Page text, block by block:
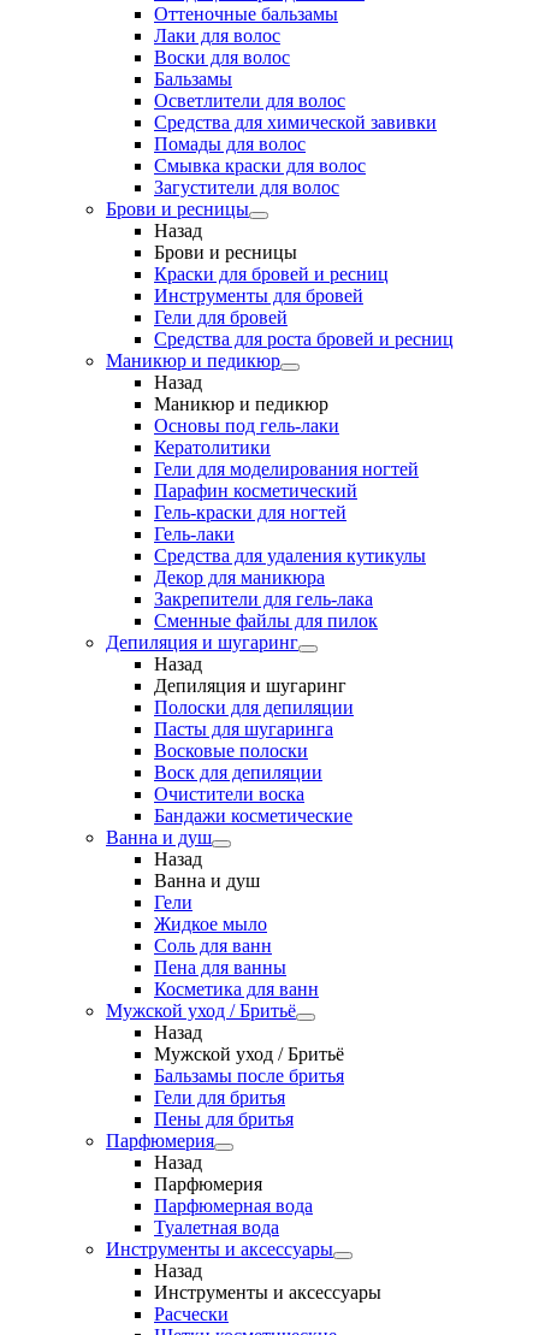
Оттеночные бальзамы
Лаки для волос
Воски для волос
Бальзамы
Осветлители для волос
Средства для химической завивки
Помады для волос
Смывка краски для волос
Загустители для волос
Брови и ресницы
Назад
Брови и ресницы
Краски для бровей и ресниц
Инструменты для бровей
Гели для бровей
Средства для роста бровей и ресниц
Маникюр и педикюр
Назад
Маникюр и педикюр
Основы под гель-лаки
Кератолитики
Гели для моделирования ногтей
Парафин косметический
Гель-краски для ногтей
Гель-лаки
Средства для удаления кутикулы
Декор для маникюра
Закрепители для гель-лака
Сменные файлы для пилок
Депиляция и шугаринг
Назад
Депиляция и шугаринг
Полоски для депиляции
Пасты для шугаринга
Восковые полоски
Воск для депиляции
Очистители воска
Бандажи косметические
Ванна и душ
Назад
Ванна и душ
Гели
Жидкое мыло
Соль для ванн
Пена для ванны
Косметика для ванн
Мужской уход / Бритьё
Назад
Мужской уход / Бритьё
Бальзамы после бритья
Гели для бритья
Пены для бритья
Парфюмерия
Назад
Парфюмерия
Парфюмерная вода
Туалетная вода
Инструменты и аксессуары
Назад
Инструменты и аксессуары
Расчески